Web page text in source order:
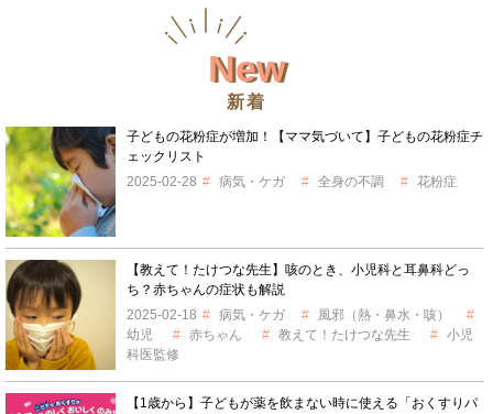
New
新着
子どもの花粉症が増加！【ママ気づいて】子どもの花粉症チ
ェックリスト
2025-02-28
病気・ケガ 全身の不調 花粉症
【教えて！たけつな先生】咳のとき、小児科と耳鼻科どっ
ち？赤ちゃんの症状も解説
2025-02-18
病気・ケガ
風邪（熱・鼻水・咳）
幼児
赤ちゃん 教えて！たけつな先生
小児
科医監修
【1歳から】子どもが薬を飲まない時に使える「おくすりパ